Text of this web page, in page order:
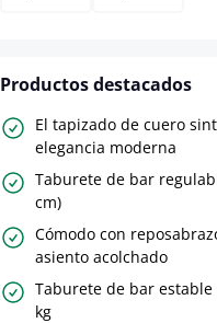
Productos destacados
El tapizado de cuero
elegancia moderna
Taburete de bar
cm)
Cómodo con
asiento acolchado
Taburete de bar
kg